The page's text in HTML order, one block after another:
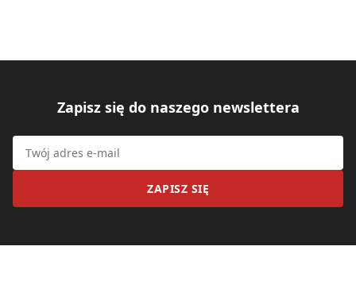
Zapisz się do naszego newslettera
ZAPISZ SIĘ